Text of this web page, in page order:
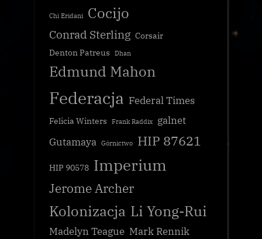
Chi Eridani Cocijo
Conrad Sterling Corsair
Denton Patreus
Dhan
Edmund Mahon
Federacja Federal Times
Felicia Winters Frank Raddix
galnet
Gutamaya Górnictwo HIP 87621
HIP 90578 Imperium
Jerome Archer
Kolonizacja Li Yong-Rui
Madelyn Teague Mark Rennik